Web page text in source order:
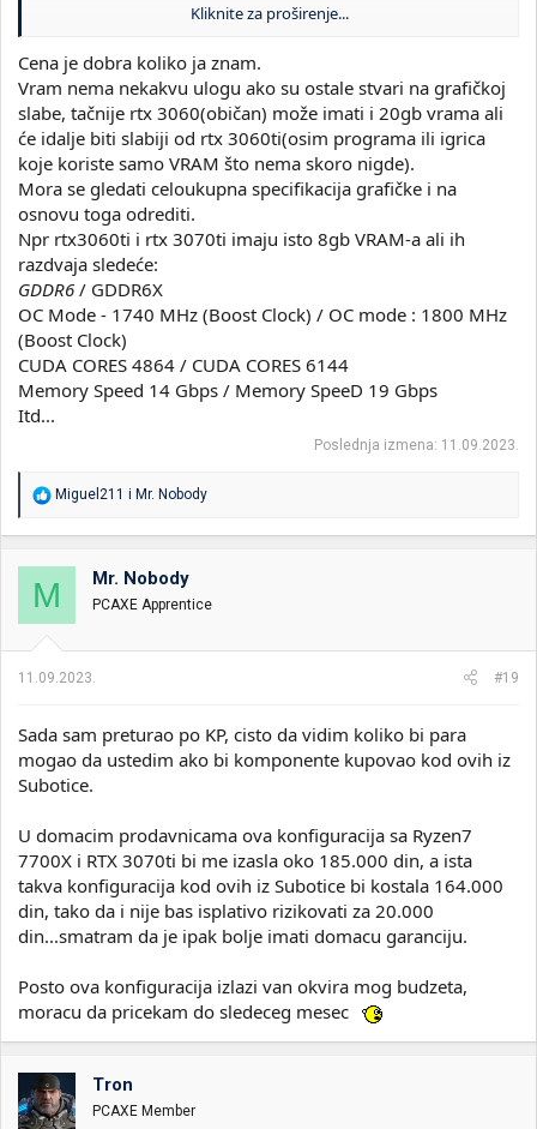
Da li je ovo dobar GPU i kakva mu je cena?
Grafička karta Zotac GAMING GeForce RTX 3070 TI 8GB DDR6 256 bit 3xDP/HDMI | Kupi online | Frog
Poruči Grafička karta Zotac GAMING GeForce RTX
3070 TI 8GB DDR6 256 bit 3xDP/HDMI iz kategorije
Grafičke kartice po ceni 66690. Brza dostava i
sigurna online kupovina na Frog.
www.frog.rs
Kliknite za proširenje...
Cena je dobra koliko ja znam.
Vram nema nekakvu ulogu ako su ostale stvari na grafičkoj
slabe, tačnije rtx 3060(običan) može imati i 20gb vrama ali
će idalje biti slabiji od rtx 3060ti(osim programa ili igrica
koje koriste samo VRAM što nema skoro nigde).
Mora se gledati celoukupna specifikacija grafičke i na
osnovu toga odrediti.
Npr rtx3060ti i rtx 3070ti imaju isto 8gb VRAM-a ali ih
razdvaja sledeće:
GDDR6 / GDDR6X
OC Mode - 1740 MHz (Boost Clock) / OC mode : 1800 MHz
(Boost Clock)
CUDA CORES 4864 / CUDA CORES 6144
Memory Speed 14 Gbps / Memory SpeeD 19 Gbps
Itd...
Poslednja izmena: 11.09.2023.
R
a
o
v
a
n
:
Miguel211 i Mr. Nobody
M Mr. Nobody
PCAXE Apprentice
11.09.2023. #19
Sada sam preturao po KP, cisto da vidim koliko bi para
mogao da ustedim ako bi komponente kupovao kod ovih iz
Subotice.
U domacim prodavnicama ova konfiguracija sa Ryzen7
7700X i RTX 3070ti bi me izasla oko 185.000 din, a ista
takva konfiguracija kod ovih iz Subotice bi kostala 164.000
din, tako da i nije bas isplativo rizikovati za 20.000
din...smatram da je ipak bolje imati domacu garanciju.
Posto ova konfiguracija izlazi van okvira mog budzeta,
moracu da pricekam do sledeceg mesec
Tron
PCAXE Member